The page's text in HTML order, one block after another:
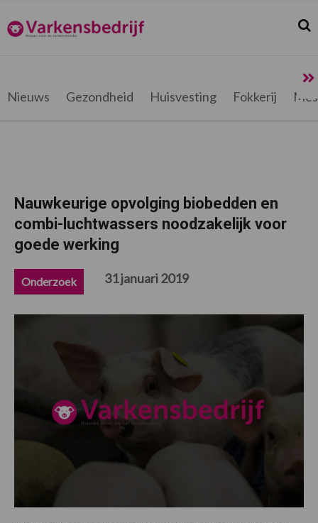
de
hoofdnavigatie
de
hoofd
de
eerste
de
voettekst
Varkensbedrijf.be
Nieuws Gezondheid Huisvesting Fokkerij
Nauwkeurige opvolging biobedden en
combi-luchtwassers noodzakelijk voor
goede werking
Onderzoek 31 januari 2019